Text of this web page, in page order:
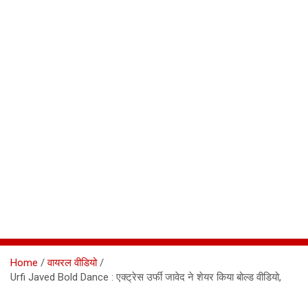
Home
वायरल वीडियो
Urfi Javed Bold Dance : एक्ट्रेस उर्फी जावेद ने शेयर किया बोल्ड वीडियो,